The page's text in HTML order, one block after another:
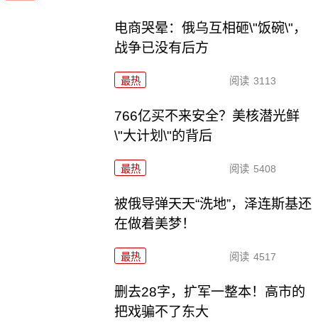
电商哭晕：俄乌互相砸\"饭碗\"，
战争已没有后方
最热 阅读 3113
766亿买不来安全？美核潜光鲜
\"大计划\"的背后
最热 阅读 5408
被俄导弹天天“洗地”，泽连斯基还
在做着美梦！
最热 阅读 4517
删去28字，扩军一整本！高市的
把戏骗不了东大